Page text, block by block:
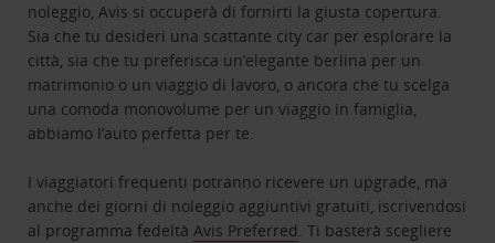
noleggio, Avis si occuperà di fornirti la giusta copertura.
Sia che tu desideri una scattante city car per esplorare la
città, sia che tu preferisca un’elegante berlina per un
matrimonio o un viaggio di lavoro, o ancora che tu scelga
una comoda monovolume per un viaggio in famiglia,
abbiamo l’auto perfetta per te.
I viaggiatori frequenti potranno ricevere un upgrade, ma
anche dei giorni di noleggio aggiuntivi gratuiti, iscrivendosi
al programma fedeltàAvis Preferred. Ti basterà scegliere